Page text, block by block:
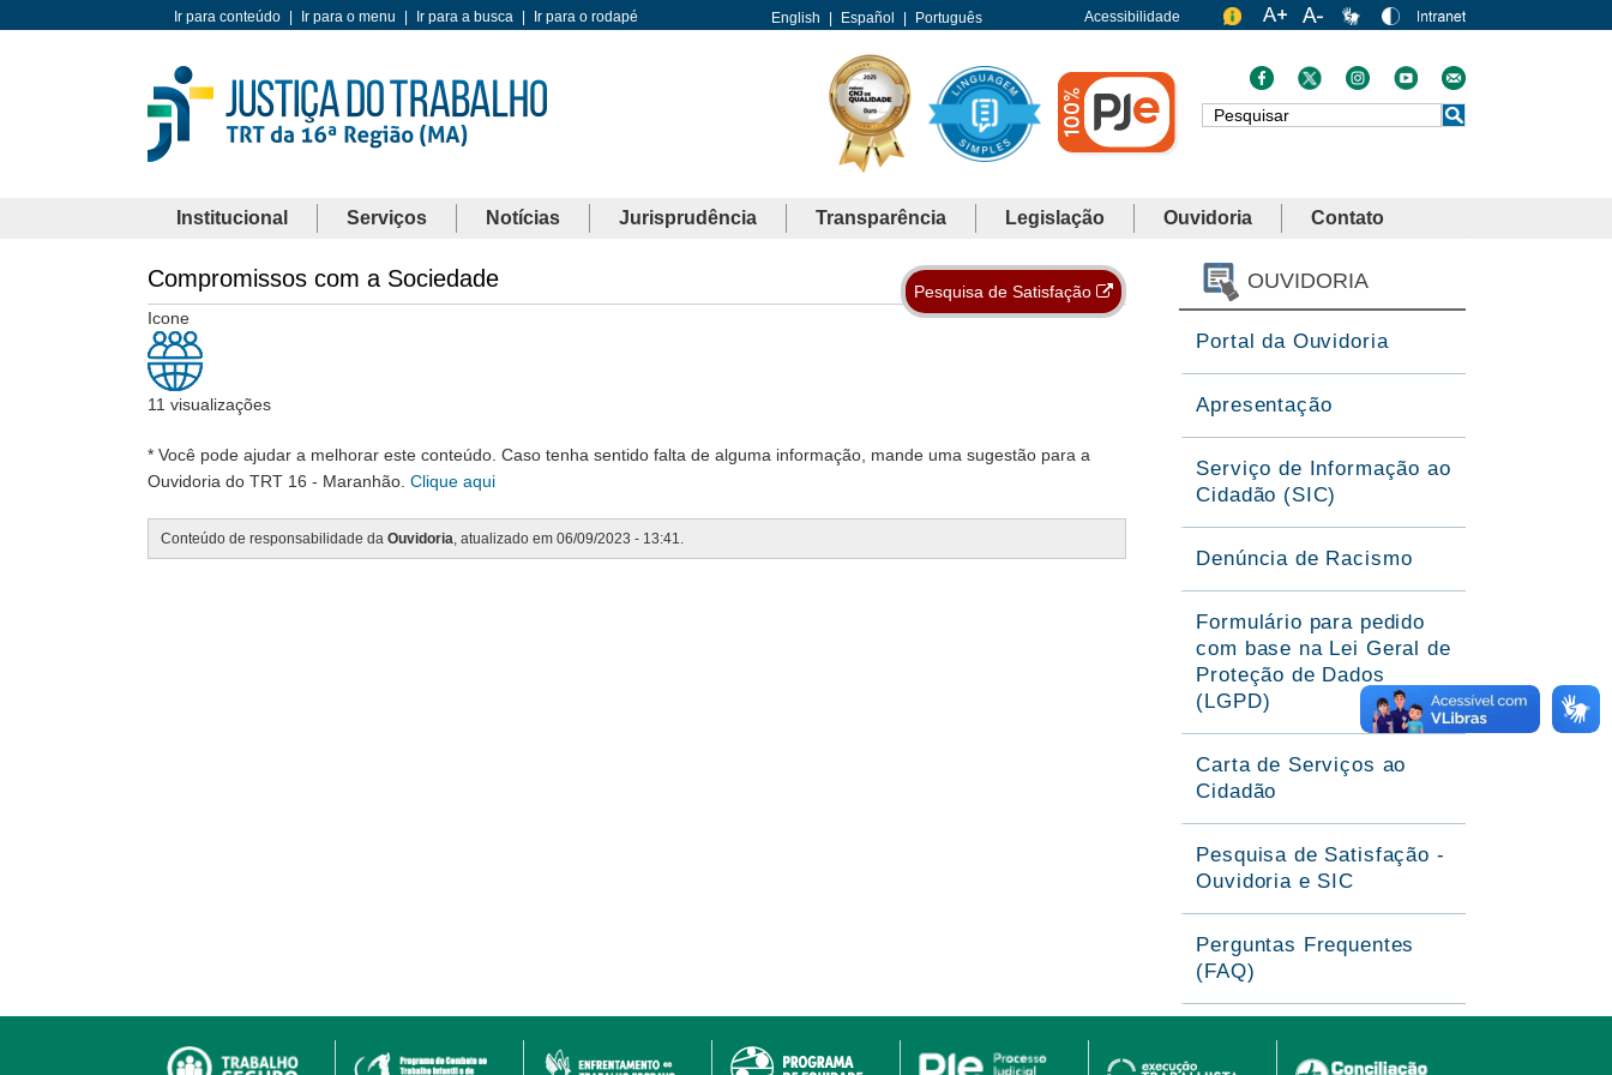
Ir para conteúdo Ir para o menu Ir para a busca Ir para o rodapé English Español Português Acessibilidade
Busca
Institucional Serviços Notícias Jurisprudência Transparência Legislação Ouvidoria Contato
Pesquisa de Satisfação
Compromissos com a Sociedade
Icone
11 visualizações
* Você pode ajudar a melhorar este conteúdo. Caso tenha sentido falta de alguma informação, mande uma sugestão para a
Ouvidoria do TRT 16 - Maranhão. Clique aqui
Conteúdo de responsabilidade da Ouvidoria, atualizado em 06/09/2023 - 13:41.
OUVIDORIA
Portal da Ouvidoria
Apresentação
Serviço de Informação ao
Cidadão (SIC)
Denúncia de Racismo
Formulário para pedido
com base na Lei Geral de
Proteção de Dados
(LGPD)
Carta de Serviços ao
Cidadão
Pesquisa de Satisfação -
Ouvidoria e SIC
Perguntas Frequentes
(FAQ)